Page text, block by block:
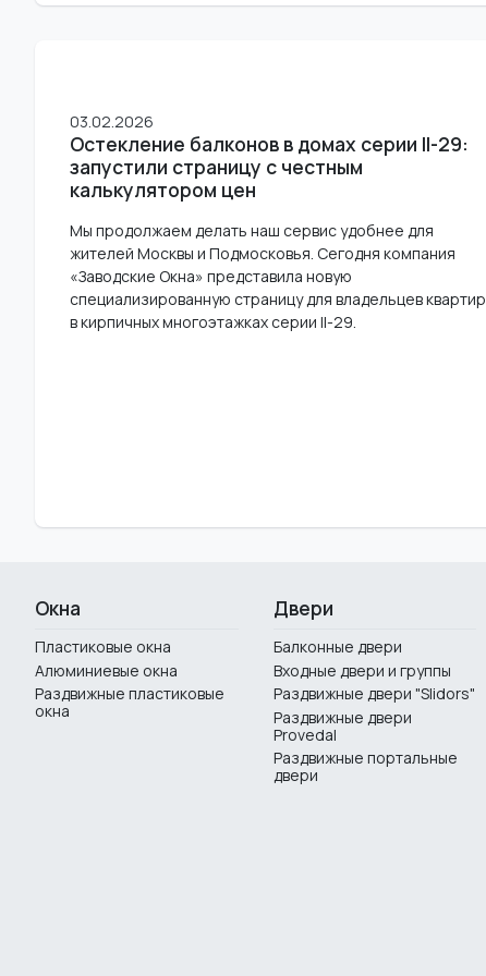
03.02.2026
Остекление балконов в домах серии II-29:
запустили страницу с честным
калькулятором цен
Мы продолжаем делать наш сервис удобнее для
жителей Москвы и Подмосковья. Сегодня компания
«Заводские Окна» представила новую
специализированную страницу для владельцев квартир
в кирпичных многоэтажках серии II-29.
Окна
Пластиковые окна
Алюминиевые окна
Раздвижные пластиковые
окна
Двери
Балконные двери
Входные двери и группы
Раздвижные двери "Slidors"
Раздвижные двери
Provedal
Раздвижные портальные
двери